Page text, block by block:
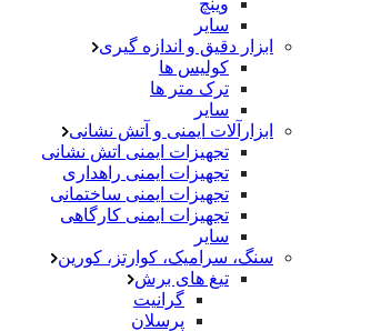
وینچ
سایر
ابزار دقیق و اندازه گیری
کولیس ها
ترک متر ها
سایر
ابزارآلات ایمنی و آتش نشانی
تجهیزات ایمنی اتش نشانی
تجهیزات ایمنی راهداری
تجهیزات ایمنی ساختمانی
تجهیزات ایمنی کارگاهی
سایر
سنگ، سرامیک، کوارتز، کورین
تیغ های برش
گرانیت
پرسلان